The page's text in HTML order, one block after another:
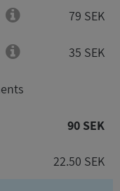
79 SEK
35 SEK
90 SEK
22.50 SEK